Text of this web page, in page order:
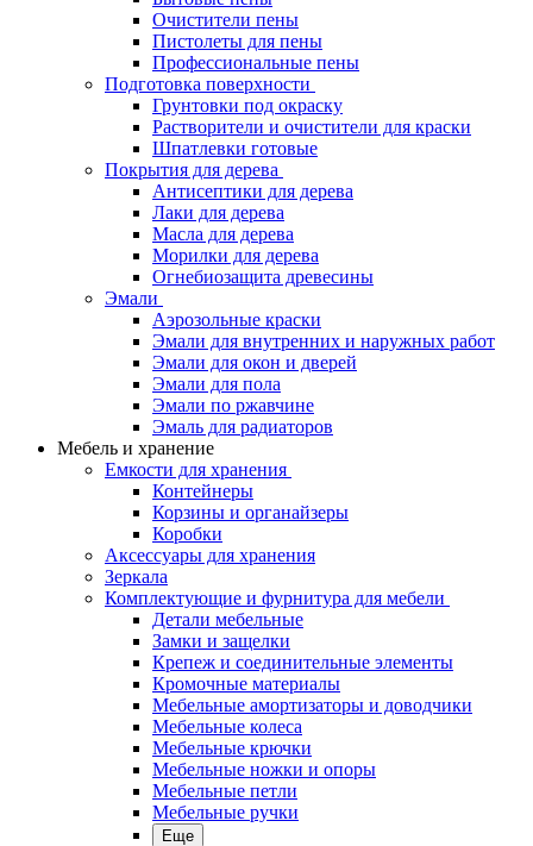
Очистители пены
Пистолеты для пены
Профессиональные пены
Подготовка поверхности
Грунтовки под окраску
Растворители и очистители для краски
Шпатлевки готовые
Покрытия для дерева
Антисептики для дерева
Лаки для дерева
Масла для дерева
Морилки для дерева
Огнебиозащита древесины
Эмали
Аэрозольные краски
Эмали для внутренних и наружных работ
Эмали для окон и дверей
Эмали для пола
Эмали по ржавчине
Эмаль для радиаторов
Мебель и хранение
Емкости для хранения
Контейнеры
Корзины и органайзеры
Коробки
Аксессуары для хранения
Зеркала
Комплектующие и фурнитура для мебели
Детали мебельные
Замки и защелки
Крепеж и соединительные элементы
Кромочные материалы
Мебельные амортизаторы и доводчики
Мебельные колеса
Мебельные крючки
Мебельные ножки и опоры
Мебельные петли
Мебельные ручки
Еще